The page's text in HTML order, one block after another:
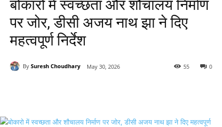
बोकारो में स्वच्छता और शौचालय निर्माण
पर जोर, डीसी अजय नाथ झा ने दिए
महत्वपूर्ण निर्देश
By Suresh Choudhary May 30, 2026 0
55